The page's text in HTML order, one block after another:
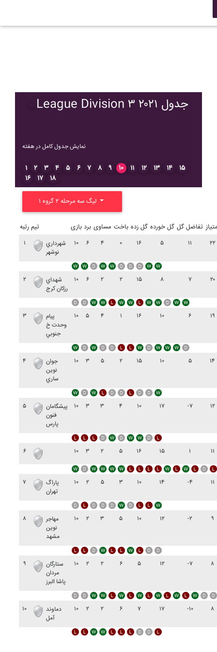
League Division ۳ ۲۰۲۱ جدول
نمایش جدول کامل در هفته
۱ ۲ ۳ ۴ ۵ ۶ ۷ ۸ ۹ ۱۰ ۱۱ ۱۲ ۱۳ ۱۴
۱۵
۱۶
۱۷ ۱۸
رتبه تیم بازی برد مساوی باخت گل زده گل خورده تفاضل گل
۱
شهرداري
نوشهر
۱۰ ۶ ۴ ۰ ۱۶ ۵ ۱۱ ۲۲
۲
شهداي
رزکان کرج
۱۰ ۶ ۲ ۲ ۱۵ ۸ ۷ ۲۰
۳
پيام
وحدت خ
جنوبي
۱۰ ۵ ۴ ۱ ۱۶ ۱۰ ۶ ۱۹
۴
جوان
نوين
ساري
۱۰ ۳ ۵ ۲ ۱۵ ۱۰ ۵ ۱۴
۵
پيشگامان
فنون
پارس
۱۰ ۳ ۳ ۴ ۱۰ ۱۷ -۷ ۱۲
۶ ۱۰ ۳ ۲ ۵ ۱۶ ۱۵ ۱ ۱۱
۷
پاراگ
تهران
۱۰ ۲ ۵ ۳ ۱۰ ۱۴ -۴ ۱۱
۸
مهاجر
نوين
مشهد
۱۰ ۲ ۳ ۵ ۱۰ ۱۲ -۲ ۹
۹
ستارگان
مردان
پاشا البرز
۱۰ ۲ ۲ ۶ ۵ ۱۲ -۷ ۸
۱۰
دماوند
آمل
۱۰ ۲ ۲ ۶ ۷ ۱۷ -۱۰ ۸